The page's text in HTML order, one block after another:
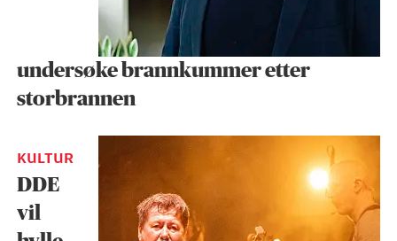
undersøke brann­kummer etter
storbrannen
KULTUR
DDE
vil